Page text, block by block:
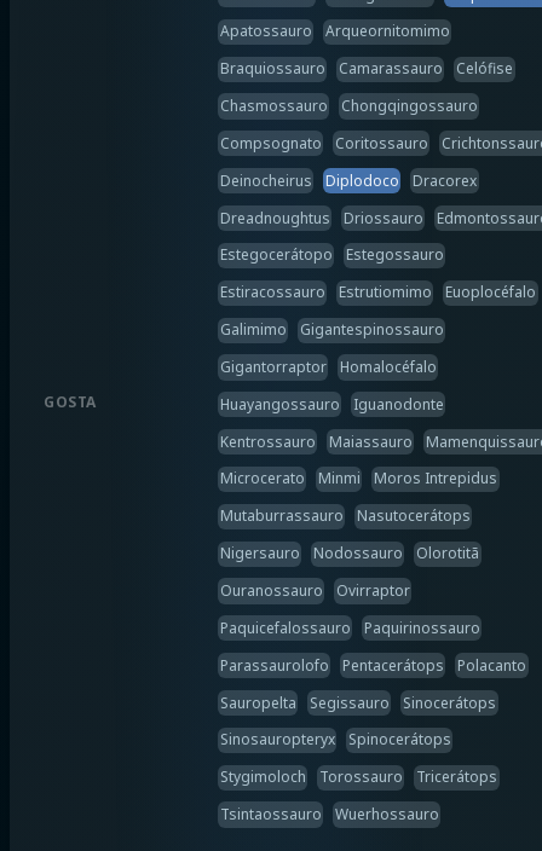
GOSTA
Apatossauro
Arqueornitomimo
Braquiossauro
Camarassauro
Celófise
Chasmossauro
Chongqingossauro
Compsognato
Coritossauro
Deinocheirus
Diplodoco
Dracorex
Dreadnoughtus
Driossauro
Estegocerátopo
Estegossauro
Estiracossauro
Estrutiomimo
Euoplocéfalo
Galimimo
Gigantespinossauro
Gigantorraptor
Homalocéfalo
Huayangossauro
Iguanodonte
Kentrossauro
Maiassauro
Microcerato
Minmi
Moros Intrepidus
Mutaburrassauro
Nasutocerátops
Nigersauro
Nodossauro
Olorotitã
Ouranossauro
Ovirraptor
Paquicefalossauro
Paquirinossauro
Parassaurolofo
Pentacerátops
Polacanto
Sauropelta
Segissauro
Sinocerátops
Sinosauropteryx
Spinocerátops
Stygimoloch
Torossauro
Tricerátops
Tsintaossauro
Wuerhossauro